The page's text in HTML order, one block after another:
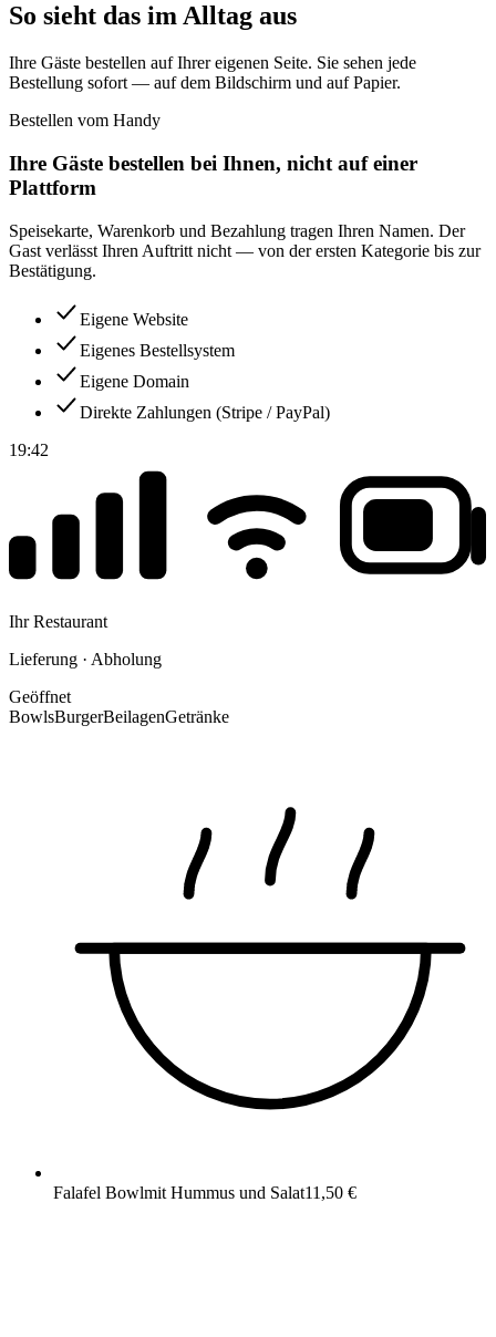
So sieht das im Alltag aus
Ihre Gäste bestellen auf Ihrer eigenen Seite. Sie sehen jede
Bestellung sofort — auf dem Bildschirm und auf Papier.
Bestellen vom Handy
Ihre Gäste bestellen bei Ihnen, nicht auf einer
Plattform
Speisekarte, Warenkorb und Bezahlung tragen Ihren Namen. Der
Gast verlässt Ihren Auftritt nicht — von der ersten Kategorie bis zur
Bestätigung.
Eigene Website
Eigenes Bestellsystem
Eigene Domain
Direkte Zahlungen (Stripe / PayPal)
19:42
Ihr Restaurant
Lieferung · Abholung
Geöffnet
BowlsBurgerBeilagenGetränke
Falafel Bowlmit Hummus und Salat11,50 €